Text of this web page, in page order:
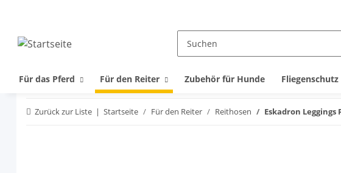
Für das Pferd Für den Reiter Zubehör für Hunde Fliegenschutz
Zurück zur Liste Startseite Für den Reiter Reithosen Eskadron